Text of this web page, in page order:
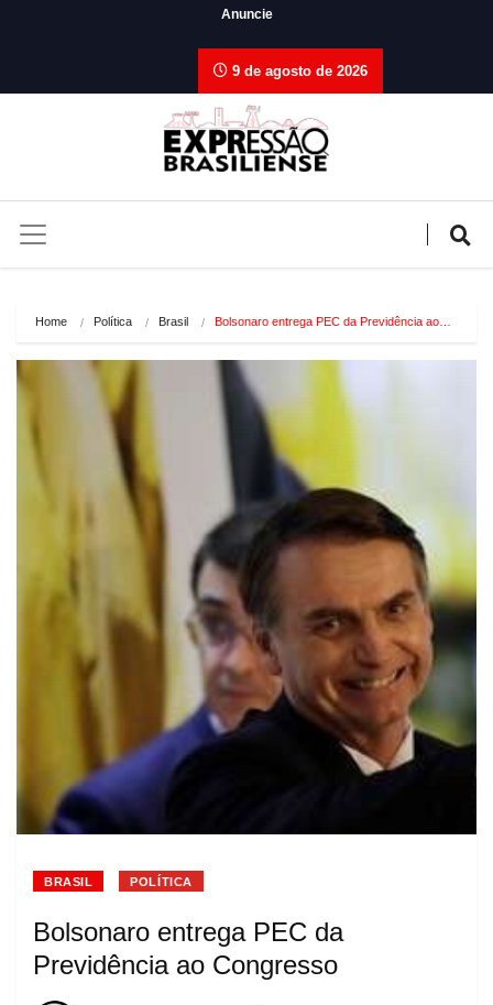
Anuncie
9 de agosto de 2026
Home Política Brasil Bolsonaro entrega PEC da Previdência ao…
BRASIL POLÍTICA
Bolsonaro entrega PEC da
Previdência ao Congresso